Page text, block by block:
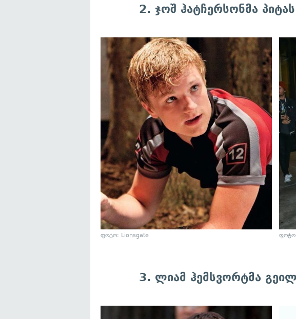
2. ჯოშ ჰატჩერსონმა
ფოტო: Lionsgate
3. ლიამ ჰემსვორტმა